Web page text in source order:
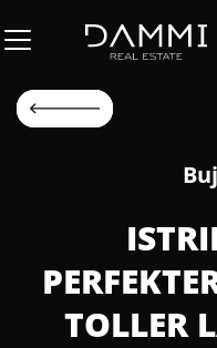
TOLLER